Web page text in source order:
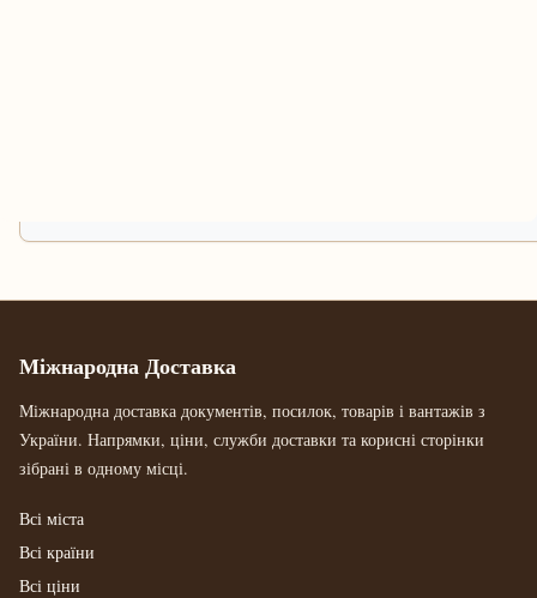
Міжнародна Доставка
Міжнародна доставка документів, посилок, товарів і вантажів з
України. Напрямки, ціни, служби доставки та корисні сторінки
зібрані в одному місці.
Всі міста
Всі країни
Всі ціни